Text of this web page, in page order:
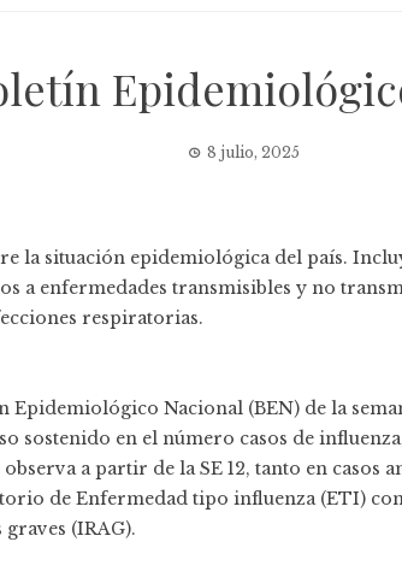
8 julio, 2025
la situación epidemiológica del país.
a enfermedades transmisibles y no
respiratorias.
Nacional (BEN) de la
sostenido en el número casos de
a partir de la SE 12, tanto en casos
de Enfermedad tipo influenza (ETI)
(IRAG).